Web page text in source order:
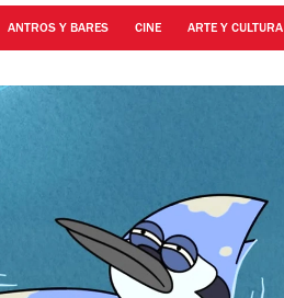
ANTROS Y BARES CINE ARTE Y CULTURA